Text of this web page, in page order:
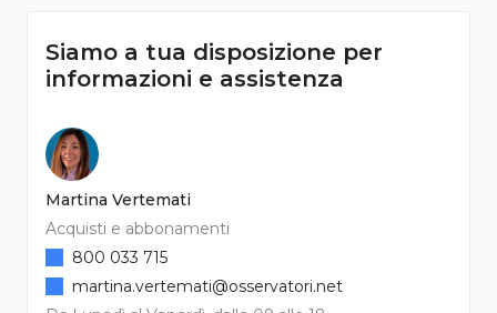
Siamo a tua disposizione per
informazioni e assistenza
Martina Vertemati
Acquisti e abbonamenti
800 033 715
martina.vertemati@osservatori.net